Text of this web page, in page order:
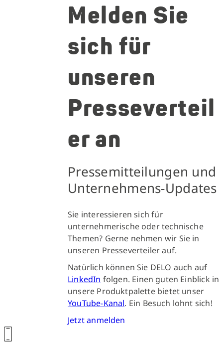
Melden Sie
sich für
unseren
Presseverteil
er an
Pressemitteilungen und
Unternehmens-Updates
Sie interessieren sich für
unternehmerische oder technische
Themen? Gerne nehmen wir Sie in
unseren Presseverteiler auf.
Natürlich können Sie DELO auch auf
LinkedIn folgen. Einen guten Einblick in
unsere Produktpalette bietet unser
YouTube-Kanal. Ein Besuch lohnt sich!
Jetzt anmelden